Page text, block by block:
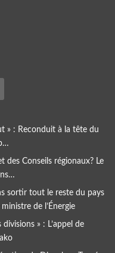
» : Reconduit à la tête du
des Conseils régionaux? Le
sortir tout le reste du pays
de l’Énergie
» : L’appel de